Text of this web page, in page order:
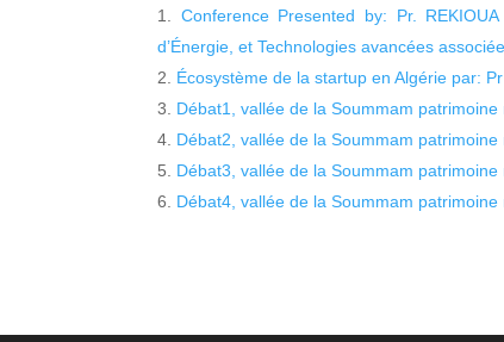
Conference Presented by: Pr.
d’Énergie, et Technologies avancées
Écosystème de la startup en Algérie par:
Débat1, vallée de la Soummam
Débat2, vallée de la Soummam
Débat3, vallée de la Soummam
Débat4, vallée de la Soummam